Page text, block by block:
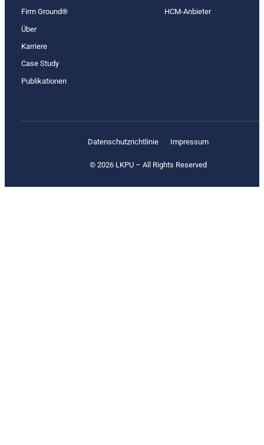
Firm Ground®
Über
Karriere
Case Study
Publikationen
HCM-Anbieter
Datenschutz­richtlinie Impressum
© 2026 LKPU – All Rights Reserved